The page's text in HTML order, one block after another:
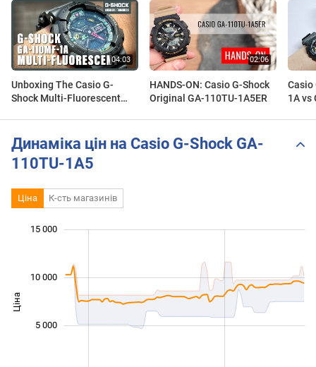
Unboxing The Casio G-
Shock Multi-Fluorescent
HANDS-ON: Casio G-Shock
Original GA-110TU-1A5ER
Casio
1A vs
Динаміка цін на Casio G-Shock GA-
110TU-1A5
Ціна К-сть магазинів
Ціна
15 000
10 000
5 000